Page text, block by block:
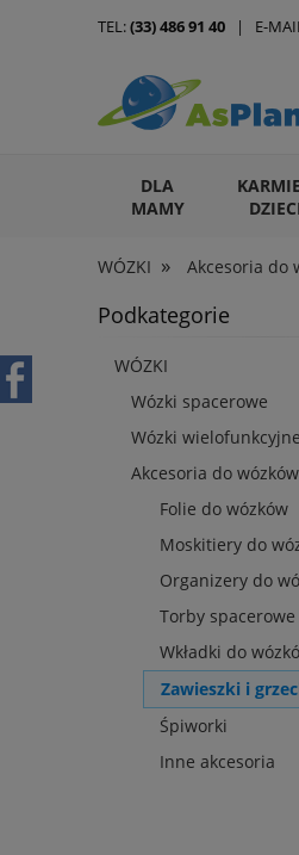
DLA
MAMY
ARTYKUŁY DLA
WÓZKI » Akcesoria do
TEL:(33) 486 91 40 | E-
Podkategorie
WÓZKI
Wózki spacerowe
Wózki wielofunkcyjne
Akcesoria do wózków
Folie do wózków
Moskitiery do
Organizery do
Torby spacerowe
Wkładki do
Zawieszki i
Śpiworki
Inne akcesoria